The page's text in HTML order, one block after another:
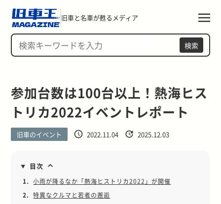
旧車と名車が甦るメディア
検索
参加台数は100台以上！熱海ヒス
トリカ2022イベントレポート
旧車のイベント 2022.11.04 2025.12.03
目次
1.
小雨が降るなか「熱海ヒストリカ2022」が開催
2.
特異なクルマと若者の邂逅